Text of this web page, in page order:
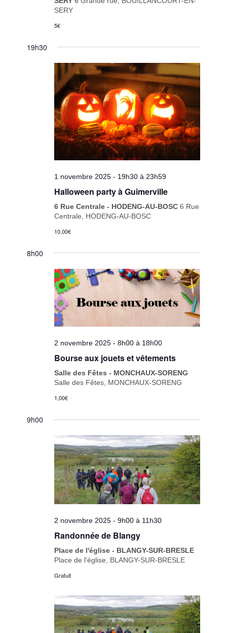
SERY
5€
19h30
1 novembre 2025 - 19h30 à 23h59
Halloween party à Guimerville
6 Rue Centrale - HODENG-AU-BOSC6 Rue
Centrale, HODENG-AU-BOSC
10,00€
8h00
2 novembre 2025 - 8h00 à 18h00
Bourse aux jouets et vêtements
Salle des Fêtes - MONCHAUX-SORENG
Salle des Fêtes, MONCHAUX-SORENG
1,00€
9h00
2 novembre 2025 - 9h00 à 11h30
Randonnée de Blangy
Place de l'église - BLANGY-SUR-BRESLE
Place de l'église, BLANGY-SUR-BRESLE
Gratuit